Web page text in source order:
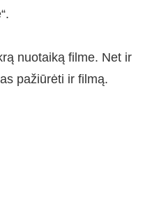
nuotaiką filme. Net ir
pažiūrėti ir filmą.